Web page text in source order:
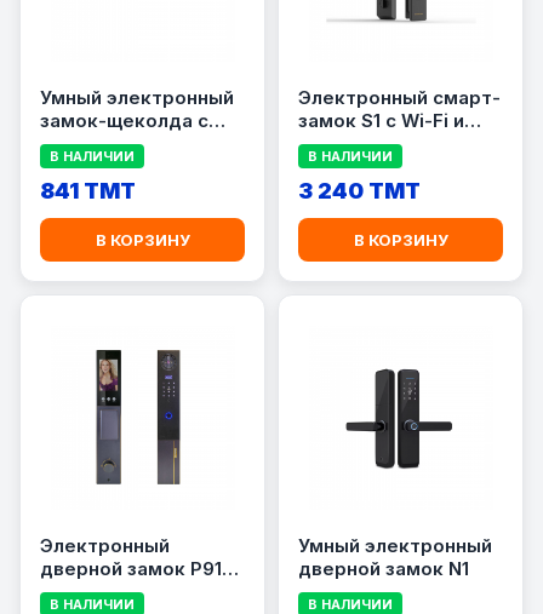
Умный электронный
замок-щеколда с
удлинённым
корпусом
В НАЛИЧИИ
841 TMT
В КОРЗИНУ
Электронный смарт-
замок S1 с Wi-Fi и
Bluetooth
В НАЛИЧИИ
3 240 TMT
В КОРЗИНУ
Электронный
дверной замок P91
3D Face Smart Lock
В НАЛИЧИИ
Умный электронный
дверной замок N1
В НАЛИЧИИ